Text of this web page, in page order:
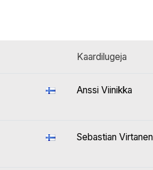
Kaardilugeja
Anssi Viinikka
Sebastian Virtanen